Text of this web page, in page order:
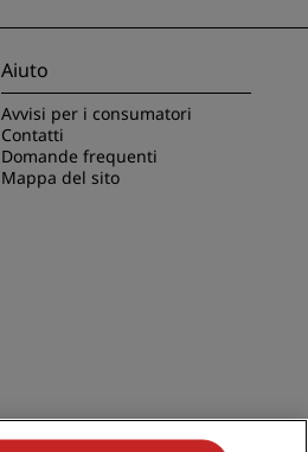
Aiuto
Avvisi per i consumatori
Contatti
Domande frequenti
Mappa del sito